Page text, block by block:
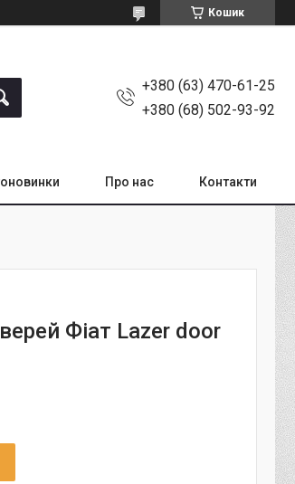
Кошик
+380 (63) 470-61-25
+380 (68) 502-93-92
Про нас Контакти
Фіат Lazer door